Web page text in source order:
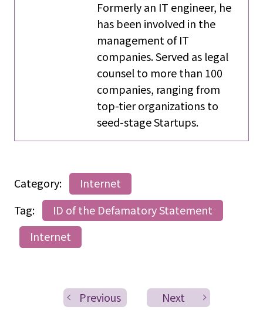
Formerly an IT engineer, he
has been involved in the
management of IT
companies. Served as legal
counsel to more than 100
companies, ranging from
top-tier organizations to
seed-stage Startups.
Category:
Internet
Tag:
ID of the Defamatory Statement
Internet
Previous Next